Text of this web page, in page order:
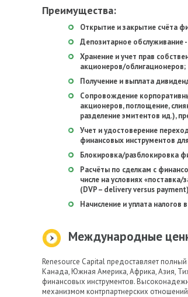
Преимущества:
Открытие и закрытие счёта
Депозитарное
Хранение и учет прав
акционеров/облигационеров;
Получение и выплата
Сопровождение
акционеров, поглощение,
разделение эмитентов ид.),
Учет и удостоверение
финансовых инструментов
Блокировка/разблокировка
Расчёты по сделкам с
числе на условиях
(DVP – delivery versus
Начисление и уплата
Международные
Renesource Capital предоставляет
Канада, Южная Америка, Африка, Азия,
финансовых инструментов.
механизмом контрпартнерских